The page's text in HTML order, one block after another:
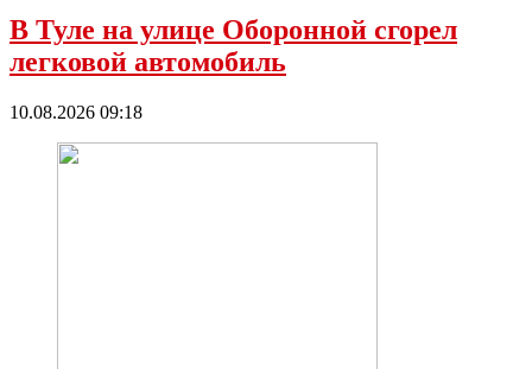
В Туле на улице Оборонной сгорел
легковой автомобиль
10.08.2026 09:18